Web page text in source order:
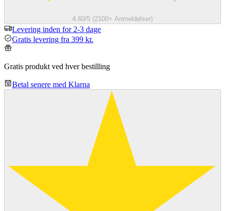
4.60/5 (2100+ Anmeldelser)
Levering inden for 2-3 dage
Gratis levering fra 399 kr.
Gratis produkt ved hver bestilling
Betal senere med Klarna